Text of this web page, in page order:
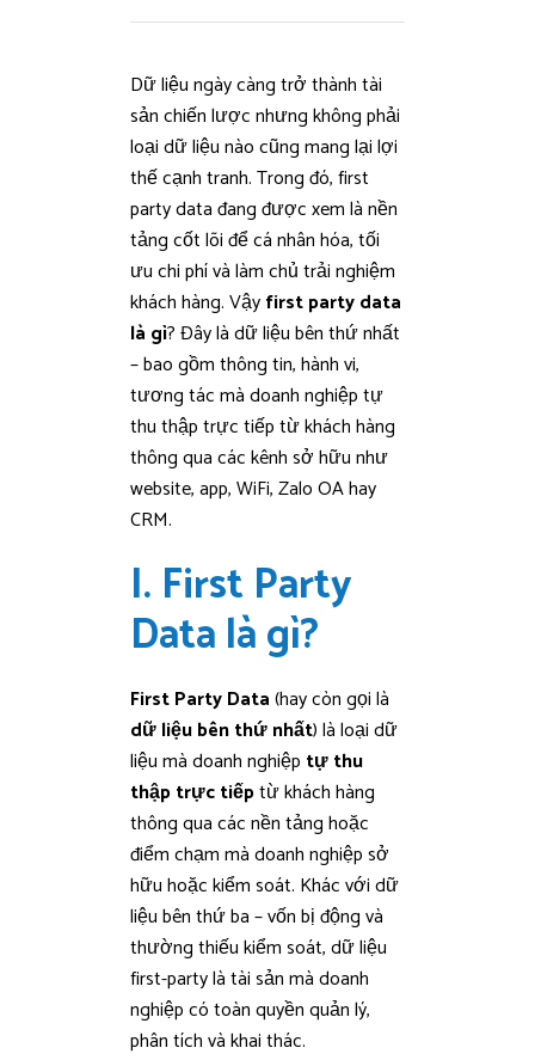
Dữ liệu ngày càng trở thành tài
sản chiến lược nhưng không phải
loại dữ liệu nào cũng mang lại lợi
thế cạnh tranh. Trong đó, first
party data đang được xem là nền
tảng cốt lõi để cá nhân hóa, tối
ưu chi phí và làm chủ trải nghiệm
khách hàng. Vậyfirst party data
là gì? Đây là dữ liệu bên thứ nhất
– bao gồm thông tin, hành vi,
tương tác mà doanh nghiệp tự
thu thập trực tiếp từ khách hàng
thông qua các kênh sở hữu như
website, app, WiFi, Zalo OA hay
CRM.
I. First Party
Data là gì?
First Party Data(hay còn gọi là
dữ liệu bên thứ nhất) là loại dữ
liệu mà doanh nghiệp tự thu
thập trực tiếptừ khách hàng
thông qua các nền tảng hoặc
điểm chạm mà doanh nghiệp sở
hữu hoặc kiểm soát. Khác với dữ
liệu bên thứ ba – vốn bị động và
thường thiếu kiểm soát, dữ liệu
first-party là tài sản mà doanh
nghiệp có toàn quyền quản lý,
phân tích và khai thác.